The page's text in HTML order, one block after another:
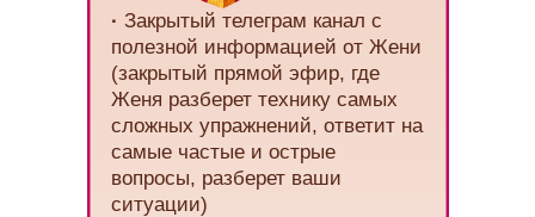
· Закрытый телеграм канал с
полезной информацией от Жени
(закрытый прямой эфир, где
Женя разберет технику самых
сложных упражнений, ответит на
самые частые и острые
вопросы, разберет ваши
ситуации)